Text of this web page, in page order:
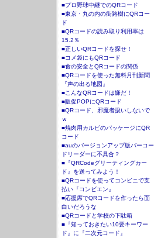
■プロ野球中継でのQRコード
■東京・丸の内の街路樹にQRコー
ド
■QRコードの読み取り利用率は
15.2％
■正しいQRコードを探せ！
■コメ袋にもQRコード
■食の安全とQRコードの関係
■QRコードを使った無料月刊新聞
『声の出る地図』
■こんなQRコードは嫌だ！
■販促POPにQRコード
■QRコード、邪魔者扱いしないで
ｗ
■焼肉用カルビのパッケージにQR
コード
■auのバージョンアップ版バーコー
ドリーダーに不具合？
■『QRCodeグリーティングカー
ド』を送ってみよう！
■QRコードを使ってコンビニで支
払い『コンビエン』
■応援席でQRコードを作ったら面
白いだろうな
■QRコードと学校の下駄箱
■『知っておきたい10要キーワー
ド』に『二次元コード』